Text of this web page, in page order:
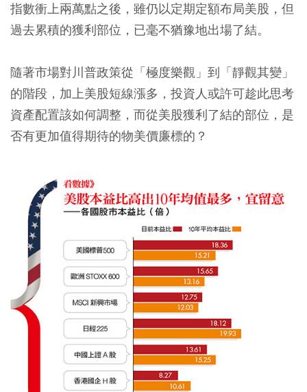
指數衝上兩萬點之後，雖仍以定期定額布局美股，但
過去累積的獲利部位，已毫不猶豫地出場了結。
隨著市場對川普政策從「極度樂觀」到「靜觀其變」
的階段，加上美股短線漲多，投資人或許可趁此思考
資產配置該如何調整，而從美股獲利了結的部位，是
否有更加值得期待的物美價廉標的？